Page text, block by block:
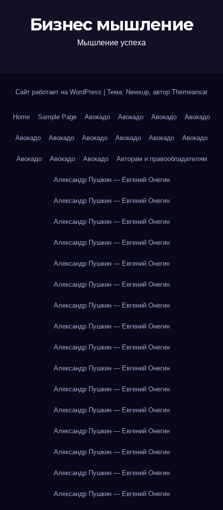
Бизнес мышление
Мышление успеха
Сайт работает на WordPress Тема: Newsup, автор Themeansar
Home Sample Page Авокадо Авокадо Авокадо Авокадо
Авокадо Авокадо Авокадо Авокадо Авокадо Авокадо
Авокадо Авокадо Авокадо Авторам и правообладателям
Александр Пушкин — Евгений Онегин
Александр Пушкин — Евгений Онегин
Александр Пушкин — Евгений Онегин
Александр Пушкин — Евгений Онегин
Александр Пушкин — Евгений Онегин
Александр Пушкин — Евгений Онегин
Александр Пушкин — Евгений Онегин
Александр Пушкин — Евгений Онегин
Александр Пушкин — Евгений Онегин
Александр Пушкин — Евгений Онегин
Александр Пушкин — Евгений Онегин
Александр Пушкин — Евгений Онегин
Александр Пушкин — Евгений Онегин
Александр Пушкин — Евгений Онегин
Александр Пушкин — Евгений Онегин
Александр Пушкин — Евгений Онегин